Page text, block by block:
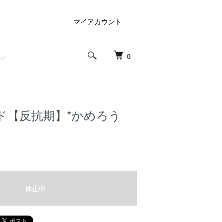
0
マイアカウント
【反抗期】*かめろう
休止中